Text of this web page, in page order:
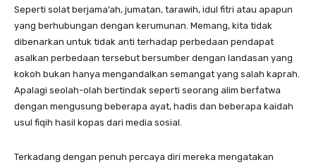
Seperti solat berjama’ah, jumatan, tarawih, idul fitri atau apapun
yang berhubungan dengan kerumunan. Memang, kita tidak
dibenarkan untuk tidak anti terhadap perbedaan pendapat
asalkan perbedaan tersebut bersumber dengan landasan yang
kokoh bukan hanya mengandalkan semangat yang salah kaprah.
Apalagi seolah-olah bertindak seperti seorang alim berfatwa
dengan mengusung beberapa ayat, hadis dan beberapa kaidah
usul fiqih hasil kopas dari media sosial.
Terkadang dengan penuh percaya diri mereka mengatakan